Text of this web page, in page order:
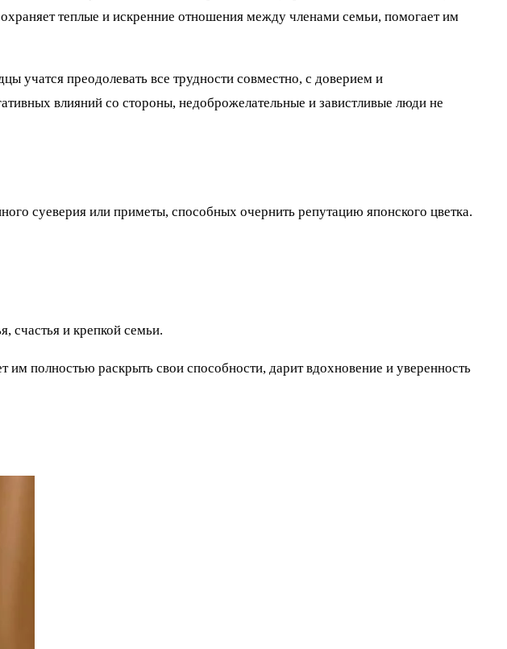
теплые и искренние отношения между членами семьи, помогает им
учатся преодолевать все трудности совместно, с доверием и
влияний со стороны, недоброжелательные и завистливые люди не
суеверия или приметы, способных очернить репутацию японского цветка.
счастья и крепкой семьи.
им полностью раскрыть свои способности, дарит вдохновение и уверенность